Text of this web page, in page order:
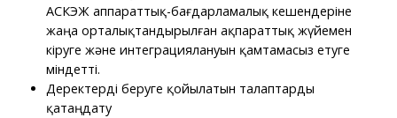
АСКЭЖ аппараттық-бағдарламалық кешендеріне
жаңа орталықтандырылған ақпараттық жүйемен
кіруге және интеграциялануын қамтамасыз етуге
міндетті.
Деректерді беруге қойылатын талаптарды
қатаңдату